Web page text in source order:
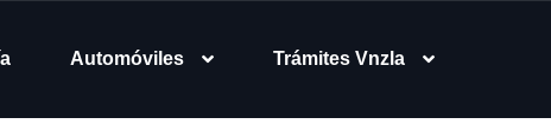
Automóviles Trámites Vnzla